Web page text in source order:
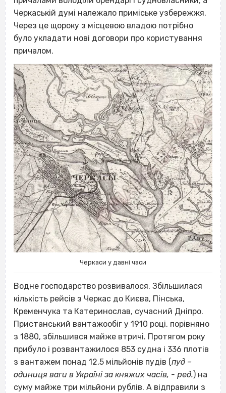
Черкаській думі належало приміське узбережжя.
Через це щороку з місцевою владою потрібно
було укладати нові договори про користування
причалом.
Черкаси у давні часи
Водне господарство розвивалося. Збільшилася
кількість рейсів з Черкас до Києва, Пінська,
Кременчука та Катеринослав, сучасний Дніпро.
Пристанський вантажообіг у 1910 році, порівняно
з 1880, збільшився майже втричі. Протягом року
прибуло і розвантажилося 853 судна і 336 плотів
з вантажем понад 12,5 мільйонів пудів (пуд –
одиниця ваги в Україні за княжих часів, - ред.) на
суму майже три мільйони рублів. А відправили з